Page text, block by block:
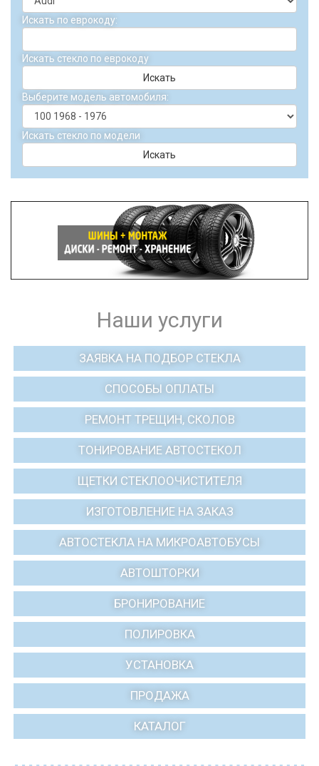
Искать по еврокоду:
Искать стекло по еврокоду
Искать
Выберите модель автомобиля:
Искать стекло по модели
Искать
Наши услуги
ЗАЯВКА НА ПОДБОР СТЕКЛА
СПОСОБЫ ОПЛАТЫ
РЕМОНТ ТРЕЩИН, СКОЛОВ
ТОНИРОВАНИЕ АВТОСТЕКОЛ
ЩЕТКИ СТЕКЛООЧИСТИТЕЛЯ
ИЗГОТОВЛЕНИЕ НА ЗАКАЗ
АВТОСТЕКЛА НА МИКРОАВТОБУСЫ
АВТОШТОРКИ
БРОНИРОВАНИЕ
ПОЛИРОВКА
УСТАНОВКА
ПРОДАЖА
КАТАЛОГ